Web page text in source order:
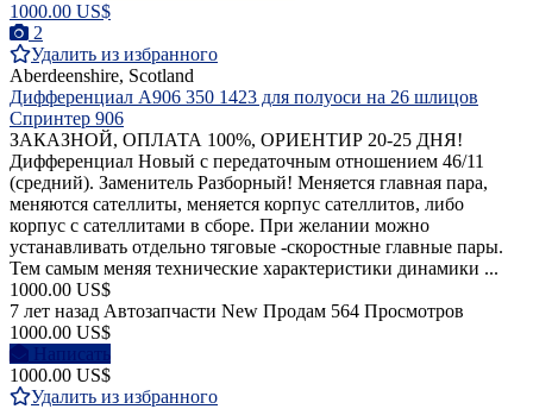
1000.00 US$
2
Удалить из избранного
Aberdeenshire, Scotland
Дифференциал A906 350 1423 для полуоси на 26 шлицов
Cпринтер 906
ЗАКАЗНОЙ, ОПЛАТА 100%, ОРИЕНТИР 20-25 ДНЯ!
Дифференциал Новый с передаточным отношением 46/11
(средний). Заменитель Разборный! Меняется главная пара,
меняются сателлиты, меняется корпус сателлитов, либо
корпус с сателлитами в сборе. При желании можно
устанавливать отдельно тяговые -скоростные главные пары.
Тем самым меняя технические характеристики динамики ...
1000.00 US$
7 лет назад Автозапчасти New Продам 564 Просмотров
1000.00 US$
Написать
1000.00 US$
Удалить из избранного